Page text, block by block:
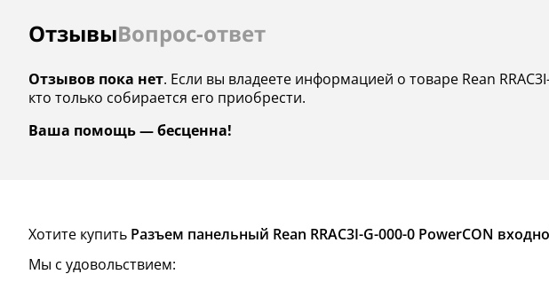
ОтзывыВопрос-ответ
Отзывов пока нет. Если вы владеете информацией о товаре Rean
кто только собирается его приобрести.
Ваша помощь — бесценна!
Хотите купить Разъем панельный Rean RRAC3I-G-000-0 PowerCON
Мы с удовольствием: